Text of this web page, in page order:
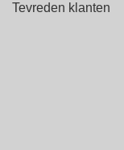
Tevreden klanten